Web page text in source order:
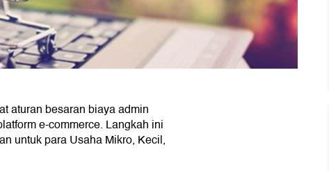
aturan besaran biaya admin
e-commerce. Langkah ini
untuk para Usaha Mikro, Kecil,